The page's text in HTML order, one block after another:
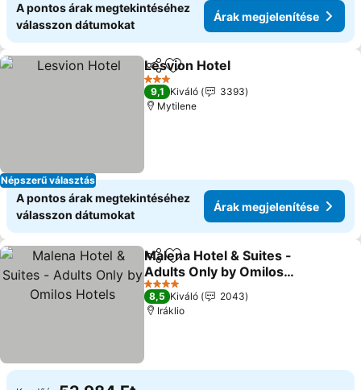
A pontos árak megtekintéséhez
válasszon dátumokat
Árak megjelenítése
Népszerű választás
Megosztás
Hozzáadás a kedvencekhez
Lesvion Hotel
3 Kategória
9,1 Kiváló
3393
Mytilene
A pontos árak megtekintéséhez
válasszon dátumokat
Árak megjelenítése
Megosztás
Hozzáadás a kedvencekhez
Malena Hotel & Suites -
Adults Only by Omilos
Hotels
4 Kategória
8,5 Kiváló
2043
Iráklio